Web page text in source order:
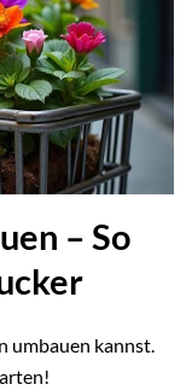
– So
umbauen kannst.